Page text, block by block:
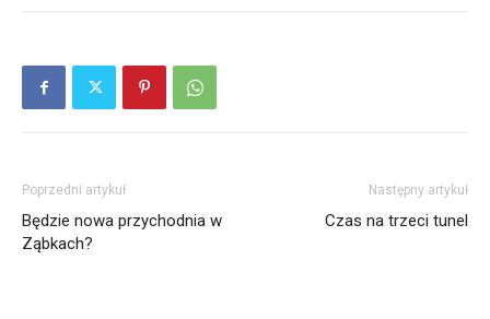
Poprzedni artykuł
Będzie nowa przychodnia w
Ząbkach?
Następny artykuł
Czas na trzeci tunel